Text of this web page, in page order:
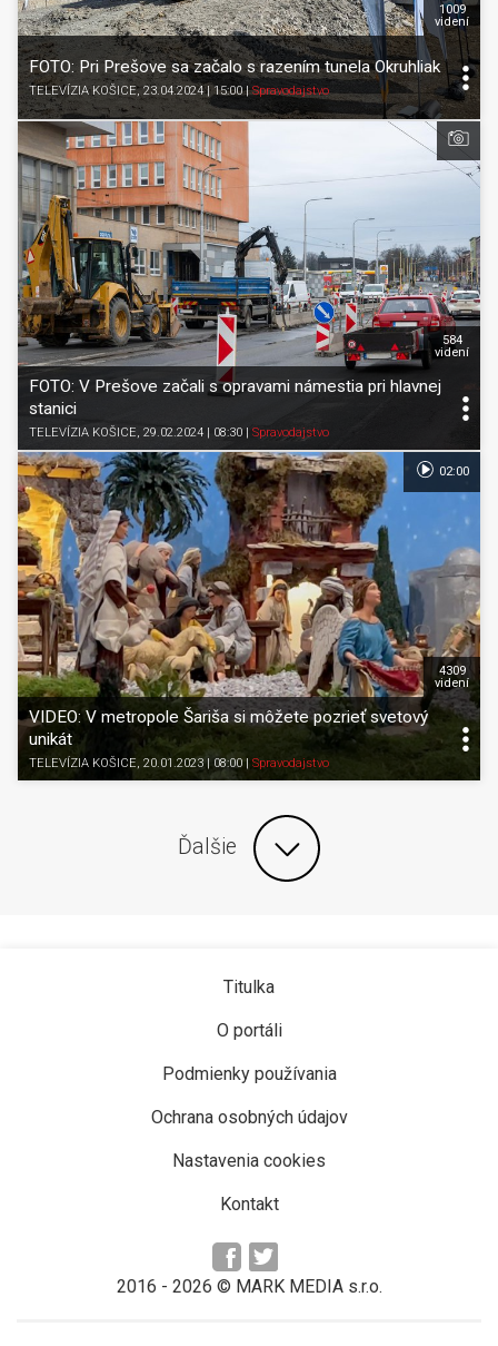
FOTO: Pri Prešove sa začalo s razením tunela Okruhliak
TELEVÍZIA KOŠICE, 23.04.2024 | 15:00|Spravodajstvo
1009
videní
FOTO: V Prešove začali s opravami námestia pri hlavnej
stanici
TELEVÍZIA KOŠICE, 29.02.2024 | 08:30 Spravodajstvo
584
videní
VIDEO: V metropole Šariša si môžete pozrieť svetový
unikát
TELEVÍZIA KOŠICE, 20.01.2023 | 08:00 Spravodajstvo
4309
videní
02:00
Ďalšie
Titulka
O portáli
Podmienky používania
Ochrana osobných údajov
Nastavenia cookies
Kontakt
2016 - 2026 © MARK MEDIA s.r.o.